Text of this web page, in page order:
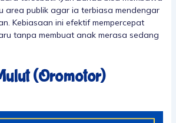
area publik agar ia terbiasa mendengar
Kebiasaan ini efektif mempercepat
tanpa membuat anak merasa sedang
(Oromotor)